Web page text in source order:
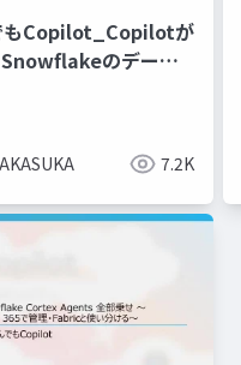
もCopilot_Copilotが
のデータ
7.2K